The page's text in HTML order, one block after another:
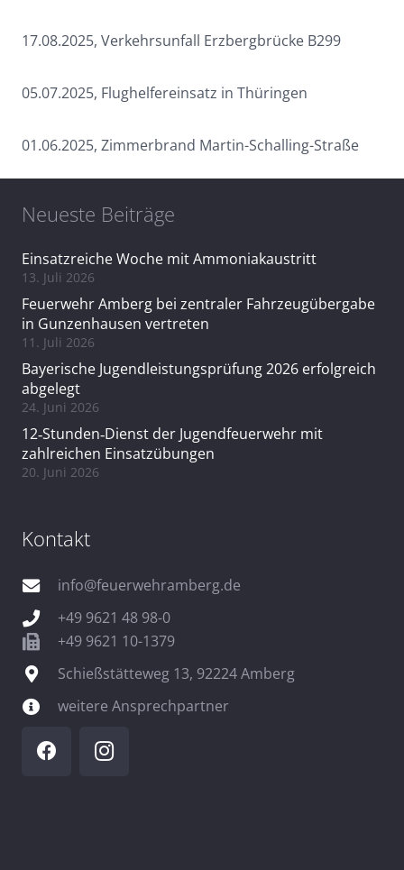
17.08.2025, Verkehrsunfall Erzbergbrücke B299
05.07.2025, Flughelfereinsatz in Thüringen
01.06.2025, Zimmerbrand Martin-Schalling-Straße
Neueste Beiträge
Einsatzreiche Woche mit Ammoniakaustritt
13. Juli 2026
Feuerwehr Amberg bei zentraler Fahrzeugübergabe
in Gunzenhausen vertreten
11. Juli 2026
Bayerische Jugendleistungsprüfung 2026 erfolgreich
abgelegt
24. Juni 2026
12‑Stunden‑Dienst der Jugendfeuerwehr mit
zahlreichen Einsatzübungen
20. Juni 2026
Kontakt
info@feuerwehramberg.de
+49 9621 48 98-0
+49 9621 10-1379
Schießstätteweg 13, 92224 Amberg
weitere Ansprechpartner